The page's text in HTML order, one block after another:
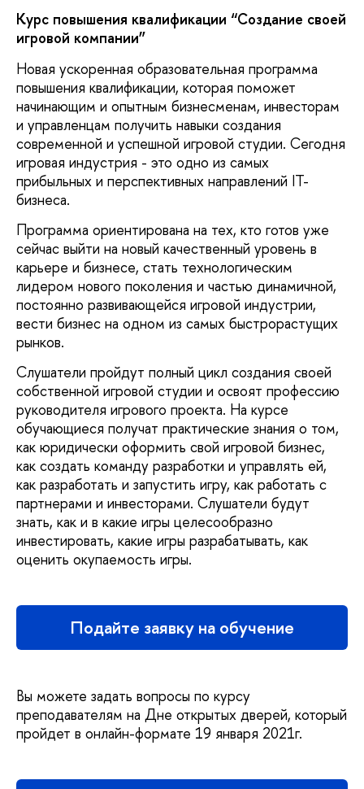
Курс повышения квалификации “Создание своей
игровой компании”
Новая ускоренная образовательная программа
повышения квалификации, которая поможет
начинающим и опытным бизнесменам, инвесторам
и управленцам получить навыки создания
современной и успешной игровой студии. Сегодня
игровая индустрия - это одно из самых
прибыльных и перспективных направлений IT-
бизнеса.
Программа ориентирована на тех, кто готов уже
сейчас выйти на новый качественный уровень в
карьере и бизнесе, стать технологическим
лидером нового поколения и частью динамичной,
постоянно развивающейся игровой индустрии,
вести бизнес на одном из самых быстрорастущих
рынков.
Слушатели пройдут полный цикл создания своей
собственной игровой студии и освоят профессию
руководителя игрового проекта. На курсе
обучающиеся получат практические знания о том,
как юридически оформить свой игровой бизнес,
как создать команду разработки и управлять ей,
как разработать и запустить игру, как работать с
партнерами и инвесторами. Слушатели будут
знать, как и в какие игры целесообразно
инвестировать, какие игры разрабатывать, как
оценить окупаемость игры.
Подайте заявку на обучение
Вы можете задать вопросы по курсу
преподавателям на Дне открытых дверей, который
пройдет в онлайн-формате 19 января 2021г.